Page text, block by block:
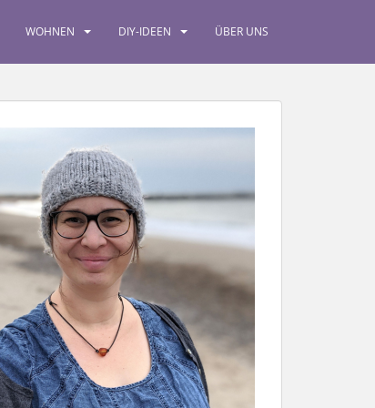
WOHNEN DIY-IDEEN ÜBER UNS